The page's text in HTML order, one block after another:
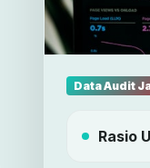
Data Audit
Rasio